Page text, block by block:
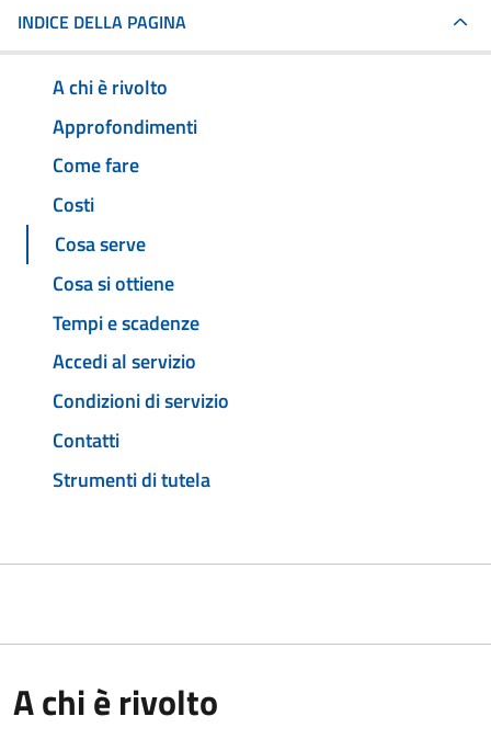
INDICE DELLA PAGINA
A chi è rivolto
Approfondimenti
Come fare
Costi
Cosa serve
Cosa si ottiene
Tempi e scadenze
Accedi al servizio
Condizioni di servizio
Contatti
Strumenti di tutela
A chi è rivolto